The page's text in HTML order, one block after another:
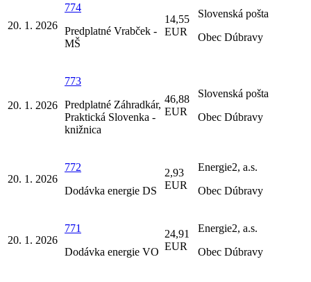
20. 1. 2026
774
Predplatné Vrabček -
MŠ
14,55
EUR
Slovenská pošta
Obec Dúbravy
20. 1. 2026
773
Predplatné Záhradkár,
Praktická Slovenka -
knižnica
46,88
EUR
Slovenská pošta
Obec Dúbravy
20. 1. 2026
772
Dodávka energie DS
2,93
EUR
Energie2, a.s.
Obec Dúbravy
20. 1. 2026
771
Dodávka energie VO
24,91
EUR
Energie2, a.s.
Obec Dúbravy